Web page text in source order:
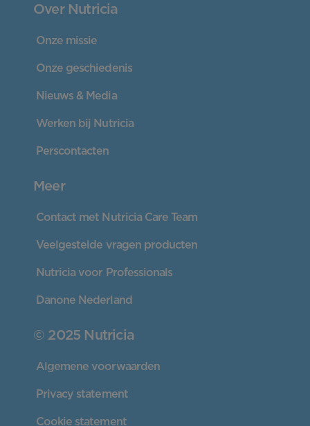
Over Nutricia
Onze missie
Onze geschiedenis
Nieuws & Media
Werken bij Nutricia
Perscontacten
Meer
Contact met Nutricia Care Team
Veelgestelde vragen producten
Nutricia voor Professionals
Danone Nederland
© 2025 Nutricia
Algemene voorwaarden
Privacy statement
Cookie statement